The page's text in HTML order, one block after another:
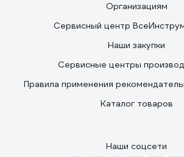
Организациям
Сервисный центр
Наши закупки
Сервисные центры
Правила применения
Каталог товаров
Наши соцсети